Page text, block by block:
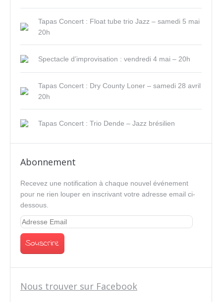
Tapas Concert : Float tube trio Jazz – samedi 5 mai
20h
Spectacle d’improvisation : vendredi 4 mai – 20h
Tapas Concert : Dry County Loner – samedi 28 avril
20h
Tapas Concert : Trio Dende – Jazz brésilien
Abonnement
Recevez une notification à chaque nouvel événement
pour ne rien louper en inscrivant votre adresse email ci-
dessous.
Nous trouver sur Facebook